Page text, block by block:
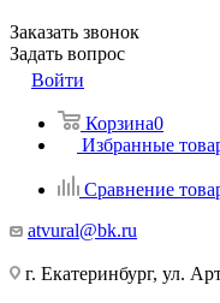
Заказать звонок
Задать вопрос
Войти
Корзина0
Избранные
Сравнение
atvural@bk.ru
г. Екатеринбург, ул.